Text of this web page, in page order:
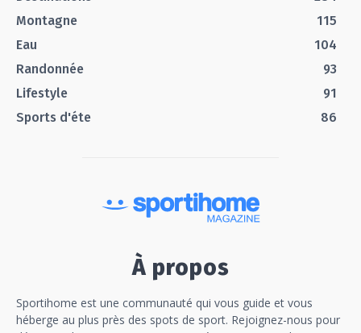
Montagne
115
Eau
104
Randonnée
93
Lifestyle
91
Sports d'éte
86
À propos
Sportihome est une communauté qui vous guide et vous
héberge au plus près des spots de sport. Rejoignez-nous pour